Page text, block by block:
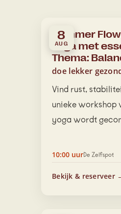
8
AUG
Summer
Yoga met
Thema:
doe lekker
Vind rust,
unieke workshop
yoga wordt
10:00 uurDe Zelfspot
Bekijk & reserveer